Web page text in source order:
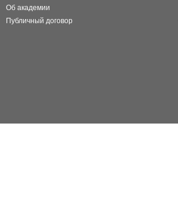
Об академии
Публичный договор